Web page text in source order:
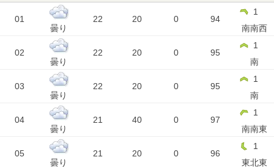
01
曇り
22 20 0 94
1
南南西
02
曇り
22 20 0 95
1
南
03
曇り
22 20 0 95
1
南
04
曇り
21 40 0 97
1
南南東
05
曇り
21 20 0 96
1
東北東